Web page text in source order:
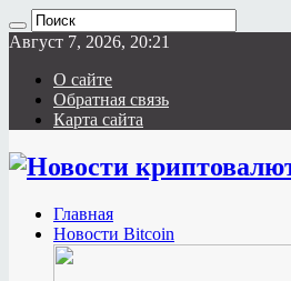
Август 7, 2026, 20:21
О сайте
Обратная связь
Карта сайта
Главная
Новости Bitcoin